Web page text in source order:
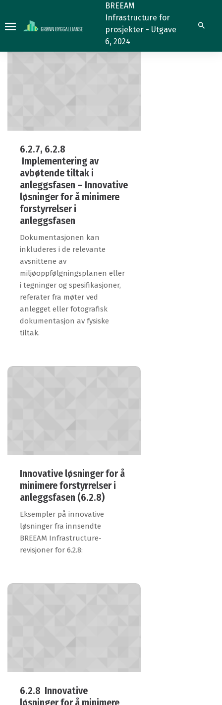
BREEAM
Infrastructure for
prosjekter - Utgave
6, 2024
Søk
6.2.7, 6.2.8
Implementering av
avbøtende tiltak i
anleggsfasen – Innovative
løsninger for å minimere
forstyrrelser i
anleggsfasen
Dokumentasjonen kan
inkluderes i de relevante
avsnittene av
miljøoppfølgningsplanen eller
i tegninger og spesifikasjoner,
referater fra møter ved
anlegget eller fotografisk
dokumentasjon av fysiske
tiltak.
Innovative løsninger for å
minimere forstyrrelser i
anleggsfasen (6.2.8)
Eksempler på innovative
løsninger fra innsendte
BREEAM Infrastructure-
revisjoner for 6.2.8:
6.2.8 Innovative